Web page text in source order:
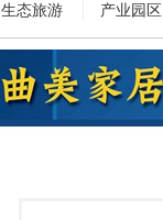
生态旅游 产业园区